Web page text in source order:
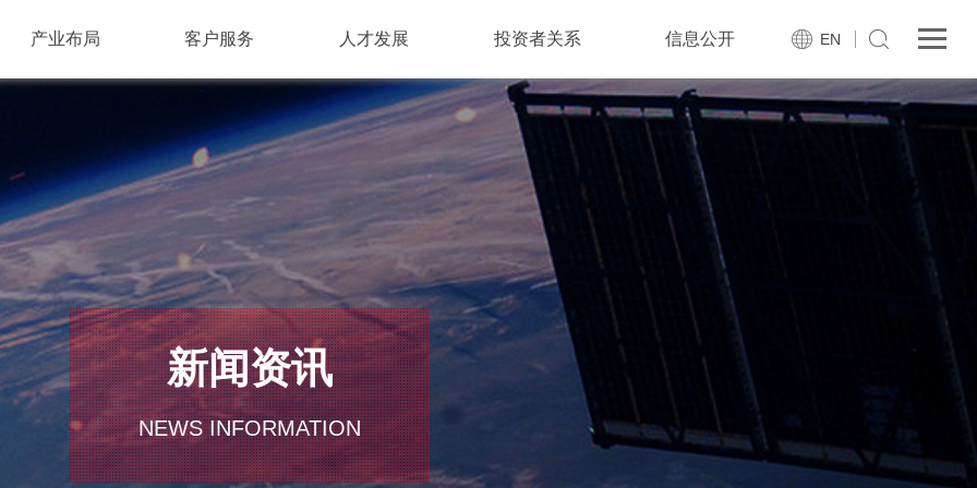
EN
产业布局 客户服务 人才发展 投资者关系 信息公开
新闻资讯
NEWS INFORMATION